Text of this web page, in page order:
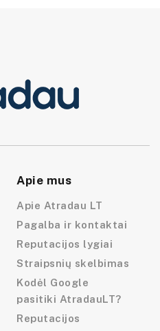
Apie mus
Apie Atradau LT
Pagalba ir kontaktai
Reputacijos lygiai
Straipsnių skelbimas
Kodėl Google
pasitiki AtradauLT?
Reputacijos